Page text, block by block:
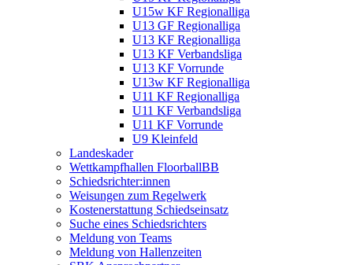
U15w KF Regionalliga
U13 GF Regionalliga
U13 KF Regionalliga
U13 KF Verbandsliga
U13 KF Vorrunde
U13w KF Regionalliga
U11 KF Regionalliga
U11 KF Verbandsliga
U11 KF Vorrunde
U9 Kleinfeld
Landeskader
Wettkampfhallen FloorballBB
Schiedsrichter:innen
Weisungen zum Regelwerk
Kostenerstattung Schiedseinsatz
Suche eines Schiedsrichters
Meldung von Teams
Meldung von Hallenzeiten